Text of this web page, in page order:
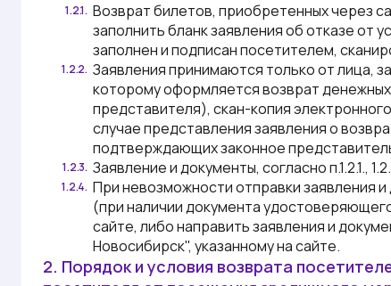
1.2.1. Возврат билетов, приобретенных через
заполнить бланк заявления об отказе от
заполнен и подписан посетителем,
1.2.2. Заявления принимаются только от лица,
которому оформляется возврат
представителя), скан-копия
случае представления заявления о
подтверждающих законное
1.2.3. Заявление и документы, согласно п.1.2.1.,
1.2.4. При невозможности отправки заявления и
(при наличии документа
сайте, либо направить заявления и
Новосибирск", указанному на сайте.
2. Порядок и условия возврата